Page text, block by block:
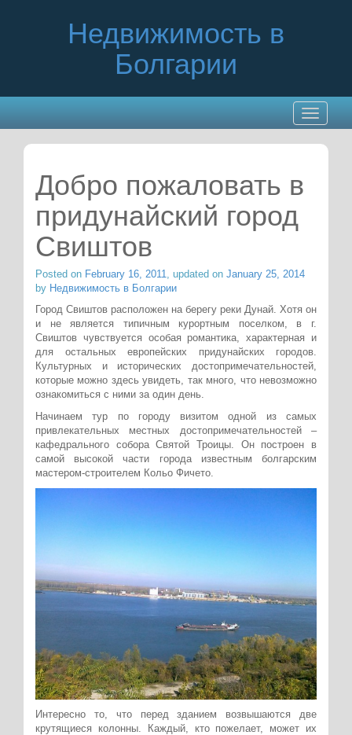
Недвижимость в
Болгарии
Toggle
Добро пожаловать в
придунайский город
Свиштов
Posted on February 16, 2011, updated on January 25, 2014
by Недвижимость в Болгарии
Город Свиштов расположен на берегу реки Дунай. Хотя он
и не является типичным курортным поселком, в г.
Свиштов чувствуется особая романтика, характерная и
для остальных европейских придунайских городов.
Культурных и исторических достопримечательностей,
которые можно здесь увидеть, так много, что невозможно
ознакомиться с ними за один день.
Начинаем тур по городу визитом одной из самых
привлекательных местных достопримечательностей –
кафедрального собора Святой Троицы. Он построен в
самой высокой части города известным болгарским
мастером-строителем Кольо Фичето.
Интересно то, что перед зданием возвышаются две
крутящиеся колонны. Каждый, кто пожелает, может их